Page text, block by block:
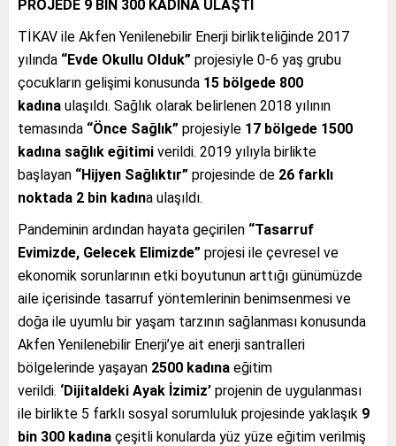
PROJEDE 9 BİN 300 KADINA ULAŞTI
TİKAV ile Akfen Yenilenebilir Enerji birlikteliğinde 2017
yılında “Evde Okullu Olduk” projesiyle 0-6 yaş grubu
çocukların gelişimi konusunda 15 bölgede 800
kadına ulaşıldı. Sağlık olarak belirlenen 2018 yılının
temasında “Önce Sağlık” projesiyle 17 bölgede 1500
kadına sağlık eğitimi verildi. 2019 yılıyla birlikte
başlayan “Hijyen Sağlıktır” projesinde de 26 farklı
noktada 2 bin kadına ulaşıldı.
Pandeminin ardından hayata geçirilen “Tasarruf
Evimizde, Gelecek Elimizde” projesi ile çevresel ve
ekonomik sorunlarının etki boyutunun arttığı günümüzde
aile içerisinde tasarruf yöntemlerinin benimsenmesi ve
doğa ile uyumlu bir yaşam tarzının sağlanması konusunda
Akfen Yenilenebilir Enerji’ye ait enerji santralleri
bölgelerinde yaşayan 2500 kadına eğitim
verildi. ‘Dijitaldeki Ayak İzimiz’ projenin de uygulanması
ile birlikte 5 farklı sosyal sorumluluk projesinde yaklaşık 9
bin 300 kadına çeşitli konularda yüz yüze eğitim verilmiş